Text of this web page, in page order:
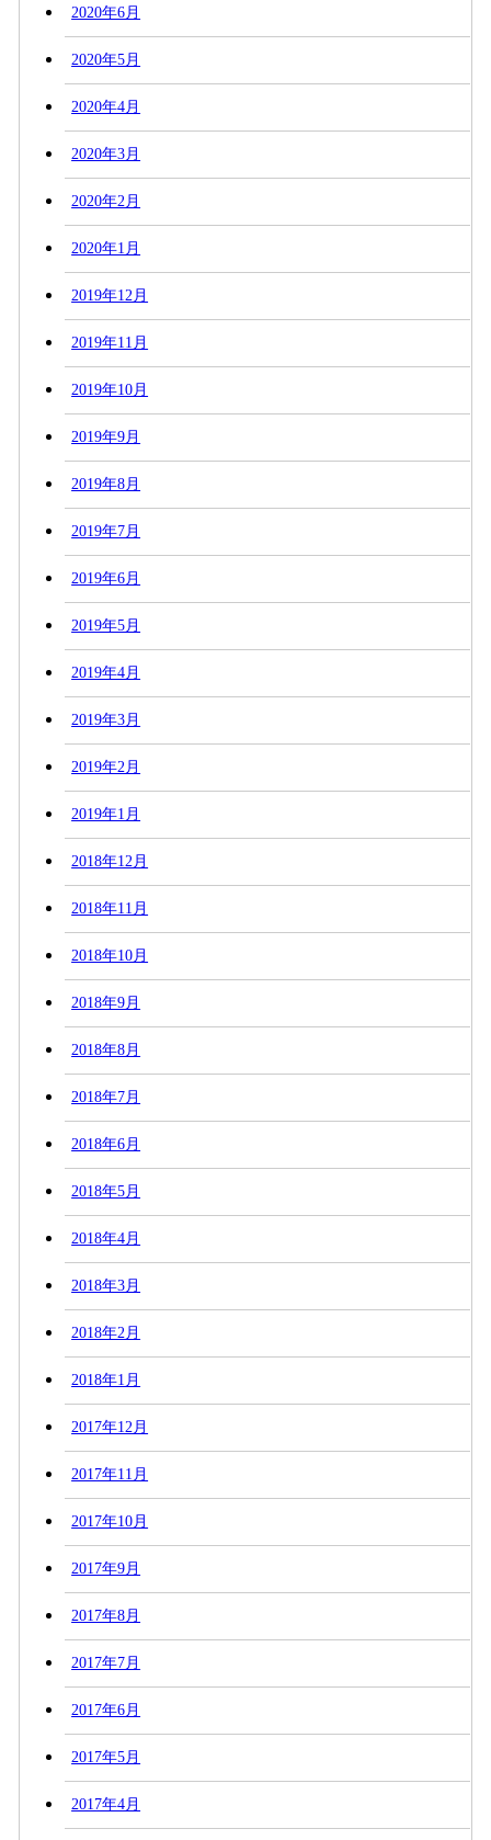
2020年6月
2020年5月
2020年4月
2020年3月
2020年2月
2020年1月
2019年12月
2019年11月
2019年10月
2019年9月
2019年8月
2019年7月
2019年6月
2019年5月
2019年4月
2019年3月
2019年2月
2019年1月
2018年12月
2018年11月
2018年10月
2018年9月
2018年8月
2018年7月
2018年6月
2018年5月
2018年4月
2018年3月
2018年2月
2018年1月
2017年12月
2017年11月
2017年10月
2017年9月
2017年8月
2017年7月
2017年6月
2017年5月
2017年4月